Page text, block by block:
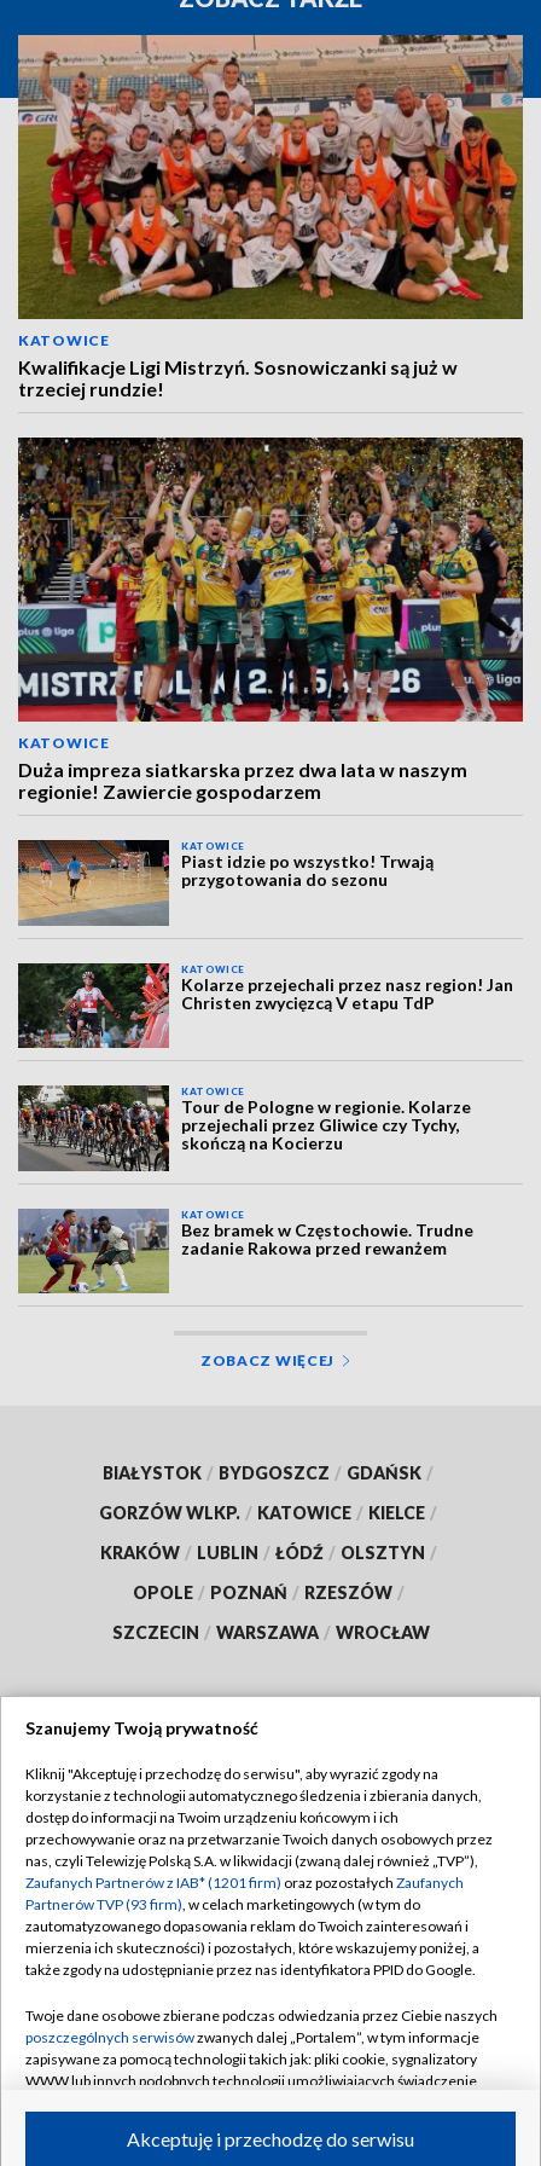
KATOWICE
Kwalifikacje Ligi Mistrzyń. Sosnowiczanki są już w
trzeciej rundzie!
KATOWICE
Duża impreza siatkarska przez dwa lata w naszym
regionie! Zawiercie gospodarzem
KATOWICE
Piast idzie po wszystko! Trwają
przygotowania do sezonu
KATOWICE
Kolarze przejechali przez nasz region! Jan
Christen zwycięzcą V etapu TdP
KATOWICE
Tour de Pologne w regionie. Kolarze
przejechali przez Gliwice czy Tychy,
skończą na Kocierzu
KATOWICE
Bez bramek w Częstochowie. Trudne
zadanie Rakowa przed rewanżem
ZOBACZ WIĘCEJ
BIAŁYSTOK / BYDGOSZCZ / GDAŃSK /
GORZÓW WLKP. / KATOWICE / KIELCE /
KRAKÓW / LUBLIN / ŁÓDŹ / OLSZTYN /
OPOLE / POZNAŃ / RZESZÓW /
SZCZECIN / WARSZAWA / WROCŁAW
TVP
Abonament TVP
Emisja w TVP
Centrum informacji TVP
Naziemna Telewizja Cyfrowa
Rada Programowa
System NOS
Informacje o nadawcy
Program dla prasy
Regulamin TVP
Polityka prywatności
Moje zgody
Pomoc
Kontakt
Kanały
Szanujemy Twoją prywatność
Kliknij "Akceptuję i przechodzę do serwisu", aby wyrazić zgody na
korzystanie z technologii automatycznego śledzenia i zbierania danych,
dostęp do informacji na Twoim urządzeniu końcowym i ich
przechowywanie oraz na przetwarzanie Twoich danych osobowych przez
nas, czyli Telewizję Polską S.A. w likwidacji (zwaną dalej również „TVP”),
Zaufanych Partnerów z IAB* (1201 firm) oraz pozostałych Zaufanych
Partnerów TVP (93 firm), w celach marketingowych (w tym do
zautomatyzowanego dopasowania reklam do Twoich zainteresowań i
mierzenia ich skuteczności) i pozostałych, które wskazujemy poniżej, a
także zgody na udostępnianie przez nas identyfikatora PPID do Google.
Twoje dane osobowe zbierane podczas odwiedzania przez Ciebie naszych
poszczególnych serwisówzwanych dalej „Portalem”, w tym informacje
zapisywane za pomocą technologii takich jak: pliki cookie, sygnalizatory
WWW lub innych podobnych technologii umożliwiających świadczenie
ruchu w Internecie.Akceptuję i przechodzę do serwisu